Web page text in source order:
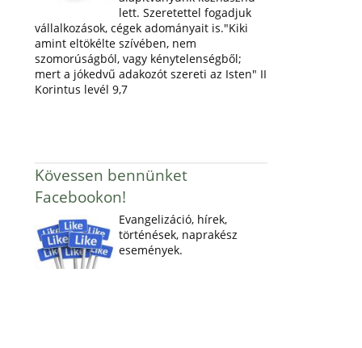
lett. Szeretettel fogadjuk
vállalkozások, cégek adományait is."Kiki
amint eltökélte szívében, nem
szomorúságból, vagy kénytelenségből;
mert a jókedvű adakozót szereti az Isten" II
Korintus levél 9,7
Kövessen bennünket
Facebookon!
Evangelizáció, hírek,
történések, naprakész
események.